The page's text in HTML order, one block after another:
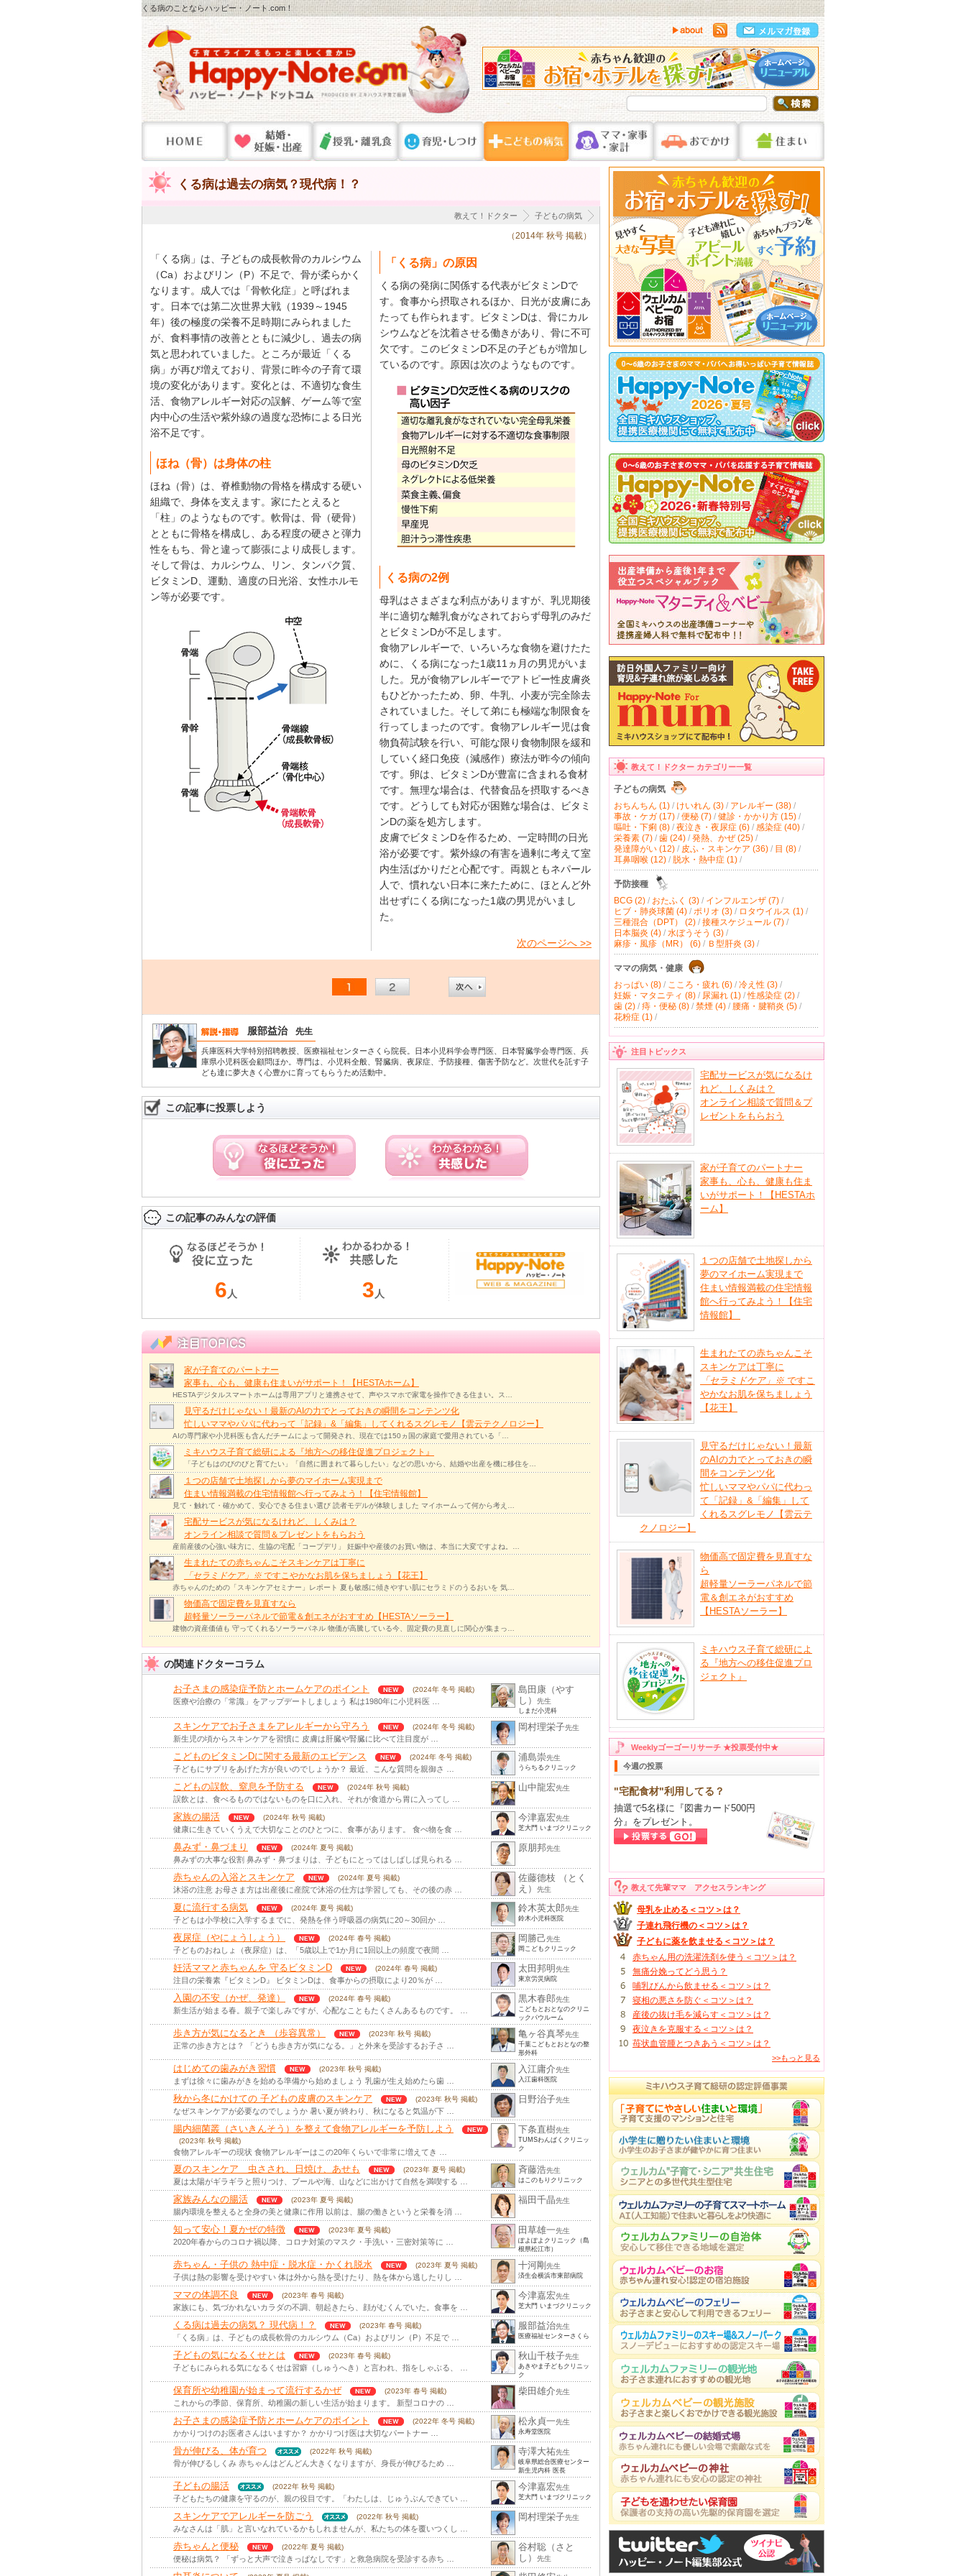
くる病のことならハッピー・ノート.com！
くる病は過去の病気？現代病！？
子どもの病気
教えて！ドクター
（2014年 秋号 掲載）
「くる病」は、子どもの成長軟骨のカルシウム
（Ca）およびリン（P）不足で、骨が柔らかく
なります。成人では「骨軟化症」と呼ばれま
す。日本では第二次世界大戦（1939～1945
年）後の極度の栄養不足時期にみられました
が、食料事情の改善とともに減少し、過去の病
気と思われていました。ところが最近「くる
病」が再び増えており、背景に昨今の子育て環
境の変化があります。変化とは、不適切な食生
活、食物アレルギー対応の誤解、ゲーム等で室
内中心の生活や紫外線の過度な恐怖による日光
浴不足です。
ほね（骨）は身体の柱
ほね（骨）は、脊椎動物の骨格を構成する硬い
組織で、身体を支えます。家にたとえると
「柱」のようなものです。軟骨は、骨（硬骨）
とともに骨格を構成し、ある程度の硬さと弾力
性をもち、骨と違って膨張により成長します。
そして骨は、カルシウム、リン、タンパク質、
ビタミンD、運動、適度の日光浴、女性ホルモ
ン等が必要です。
「くる病」の原因
くる病の発病に関係する代表がビタミンDで
す。食事から摂取されるほか、日光が皮膚にあ
たっても作られます。ビタミンDは、骨にカル
シウムなどを沈着させる働きがあり、骨に不可
欠です。このビタミンD不足の子どもが増加し
ているのです。原因は次のようなものです。
くる病の2例
母乳はさまざまな利点がありますが、乳児期後
半に適切な離乳食がなされておらず母乳のみだ
とビタミンDが不足します。
食物アレルギーで、いろいろな食物を避けたた
めに、くる病になった1歳11ヵ月の男児がいま
した。兄が食物アレルギーでアトピー性皮膚炎
もひどかったため、卵、牛乳、小麦が完全除去
されていました。そして弟にも極端な制限食を
行ってしまったのです。食物アレルギー児は食
物負荷試験を行い、可能な限り食物制限を緩和
していく経口免疫（減感作）療法が昨今の傾向
です。卵は、ビタミンDが豊富に含まれる食材
です。無理な場合は、代替食品を摂取するべき
です。どうしても対応が困難な場合は、ビタミ
ンDの薬を処方します。
皮膚でビタミンDを作るため、一定時間の日光
浴が必要です。紫外線の有害を過剰に考えて室
内生活ばかりだと心配です。両親ともネパール
人で、慣れない日本に来たために、ほとんど外
出せずにくる病になった1歳の男児がいまし
た。
次のページへ >>
服部益治 先生
兵庫医科大学特別招聘教授、医療福祉センターさくら院長。日本小児科学会専門医、日本腎臓学会専門医、兵
庫県小児科医会顧問ほか。専門は、小児科全般、腎臓病、夜尿症、予防接種、傷害予防など。次世代を託す子
ども達に夢大きく心豊かに育ってもらうため活動中。
この記事に投票しよう
この記事のみんなの評価
6 人 3 人
家が子育てのパートナー
家事も、心も、健康も住まいがサポート！【HESTAホーム】
HESTAデジタルスマートホームは専用アプリと連携させて、声やスマホで家電を操作できる住まい。ス…
見守るだけじゃない！最新のAIの力でとっておきの瞬間をコンテンツ化
忙しいママやパパに代わって「記録」&「編集」してくれるスグレモノ【雲云テクノロジー】
AIの専門家や小児科医も含んだチームによって開発され、現在では150ヵ国の家庭で愛用されている「…
ミキハウス子育て総研による『地方への移住促進プロジェクト』
「子どもはのびのびと育てたい」「自然に囲まれて暮らしたい」などの思いから、結婚や出産を機に移住を…
１つの店舗で土地探しから夢のマイホーム実現まで
住まい情報満載の住宅情報館へ行ってみよう！【住宅情報館】
見て・触れて・確かめて、安心できる住まい選び 読者モデルが体験しました マイホームって何から考え…
宅配サービスが気になるけれど、しくみは？
オンライン相談で質問＆プレゼントをもらおう
産前産後の心強い味方に、生協の宅配「コープデリ」 妊娠中や産後のお買い物は、本当に大変ですよね。…
生まれたての赤ちゃんこそスキンケアは丁寧に
「セラミドケア」 ※ですこやかなお肌を保ちましょう【花王】
赤ちゃんのための「スキンケアセミナー」レポート 夏も敏感に傾きやすい肌にセラミドのうるおいを 気…
物価高で固定費を見直すなら
超軽量ソーラーパネルで節電＆創エネがおすすめ【HESTAソーラー】
建物の資産価値も 守ってくれるソーラーパネル 物価が高騰している今、固定費の見直しに関心が集まっ…
の関連ドクターコラム
島田康（やす
し）
先生
しまだ小児科
お子さまの感染症予防とホームケアのポイント (2024年 冬号 掲載)
医療や治療の「常識」をアップデートしましょう 私は1980年に小児科医 …
岡村理栄子先生
スキンケアでお子さまをアレルギーから守ろう (2024年 冬号 掲載)
新生児の頃からスキンケアを習慣に 皮膚は肝臓や腎臓に比べて注目度が …
浦島崇先生
うらちるクリニック
こどものビタミンDに関する最新のエビデンス (2024年 冬号 掲載)
子どもにサプリをあげた方が良いのでしょうか？ 最近、こんな質問を親御さ …
山中龍宏先生
こどもの誤飲、窒息を予防する (2024年 秋号 掲載)
誤飲とは、食べるものではないものを口に入れ、それが食道から胃に入ってし …
今津嘉宏先生
芝大門 いまづクリニック
家族の腸活 (2024年 秋号 掲載)
健康に生きていくうえで大切なことのひとつに、食事があります。 食べ物を食 …
原朋邦先生
鼻みず・鼻づまり (2024年 夏号 掲載)
鼻みずの大事な役割 鼻みず・鼻づまりは、子どもにとってはしばしば見られる …
佐藤德枝 （とく
え）
先生
赤ちゃんの入浴とスキンケア (2024年 夏号 掲載)
沐浴の注意 お母さま方は出産後に産院で沐浴の仕方は学習しても、その後の赤 …
鈴木英太郎先生
鈴木小児科医院
夏に流行する病気 (2024年 夏号 掲載)
子どもは小学校に入学するまでに、発熱を伴う呼吸器の病気に20～30回か …
岡勝己先生
岡こどもクリニック
夜尿症（やにょうしょう） (2024年 春号 掲載)
子どものおねしょ（夜尿症）は、「5歳以上で1か月に1回以上の頻度で夜間 …
太田邦明先生
東京労災病院
妊活ママと赤ちゃんを 守るビタミンD (2024年 春号 掲載)
注目の栄養素『ビタミンD』 ビタミンDは、食事からの摂取により20％が …
黒木春郎先生
こどもとおとなのクリニ
ックパウルーム
入園の不安（かぜ、発達） (2024年 春号 掲載)
新生活が始まる春。親子で楽しみですが、心配なこともたくさんあるものです。 …
亀ヶ谷真琴先生
千葉こどもとおとなの整
形外科
歩き方が気になるとき （歩容異常） (2023年 秋号 掲載)
正常の歩き方とは？ 「どうも歩き方が気になる。」と外来を受診するお子さ …
入江庸介先生
入江歯科医院
はじめての歯みがき習慣 (2023年 秋号 掲載)
まずは徐々に歯みがきを始める準備から始めましょう 乳歯が生え始めたら歯 …
日野治子先生
秋から冬にかけての 子どもの皮膚のスキンケア (2023年 秋号 掲載)
なぜスキンケアが必要なのでしょうか 暑い夏が終わり、秋になると気温が下 …
下条直樹先生
TUMSわんぱくクリニッ
ク
腸内細菌叢（さいきんそう）を整えて食物アレルギーを予防しよう
(2023年 秋号 掲載)
食物アレルギーの現状 食物アレルギーはこの20年くらいで非常に増えてき …
斉藤浩先生
はこのもりクリニック
夏のスキンケア 虫さされ、日焼け、あせも (2023年 夏号 掲載)
夏は太陽がギラギラと照りつけ、プールや海、山などに出かけて自然を満喫する …
福田千晶先生
家族みんなの腸活 (2023年 夏号 掲載)
腸内環境を整えると全身の美と健康に作用 以前は、腸の働きというと栄養を消 …
田草雄一先生
ぽよぽよクリニック（島
根県松江市）
知って安心！夏かぜの特徴 (2023年 夏号 掲載)
2020年春からのコロナ禍以降、コロナ対策のマスク・手洗い・三密対策等に …
十河剛 先生
済生会横浜市東部病院
赤ちゃん・子供の 熱中症・脱水症・かくれ脱水 (2023年 夏号 掲載)
子供は熱の影響を受けやすい 体は外から熱を受けたり、熱を体から逃したりし …
今津嘉宏先生
芝大門 いまづクリニック
ママの体調不良 (2023年 春号 掲載)
家族にも、気づかれないカラダの不調、朝起きたら、顔がむくんでいた。食事を …
服部益治先生
医療福祉センターさくら
くる病は過去の病気？ 現代病！？ (2023年 春号 掲載)
「くる病」は、子どもの成長軟骨のカルシウム（Ca）およびリン（P）不足で …
秋山千枝子先生
あきやま子どもクリニッ
ク
子どもの気になるくせとは (2023年 春号 掲載)
子どもにみられる気になるくせは習癖（しゅうへき）と言われ、指をしゃぶる、 …
柴田雄介先生
保育所や幼稚園が始まって流行するかぜ (2023年 春号 掲載)
これからの季節、保育所、幼稚園の新しい生活が始まります。 新型コロナの …
松永貞一先生
永寿堂医院
お子さまの感染症予防とホームケアのポイント (2022年 冬号 掲載)
かかりつけのお医者さんはいますか？ かかりつけ医は大切なパートナー …
寺澤大祐先生
岐阜県総合医療センター
新生児内科 医長
骨が伸びる、体が育つ (2022年 秋号 掲載)
骨が伸びるしくみ 赤ちゃんはどんどん大きくなりますが、身長が伸びるため …
今津嘉宏先生
芝大門 いまづクリニック
子どもの腸活 (2022年 秋号 掲載)
子どもたちの健康を守るのが、親の役目です。「わたしは、じゅうぶんできてい …
岡村理栄子先生
スキンケアでアレルギーを防ごう (2022年 秋号 掲載)
みなさんは「肌」と言いなれているかもしれませんが、私たちの体を覆いつくし …
谷村聡（さと
し）
先生
赤ちゃんと便秘 (2022年 夏号 掲載)
便秘は病気？ 「ずっと大声で泣きっぱなしです」と救急病院を受診する赤ち …
教えて！ドクター カテゴリー一覧
子どもの病気
おちんちん (1)/ けいれん (3)/ アレルギー (38)/
事故・ケガ (17)/ 便秘 (7)/ 健診・かかり方 (15)/
嘔吐・下痢 (8)/ 夜泣き・夜尿症 (6)/ 感染症 (40)/
栄養素 (7)/ 歯 (24)/ 発熱、かぜ (25)/
発達障がい (12)/ 皮ふ・スキンケア (36)/ 目 (8)/
耳鼻咽喉 (12)/ 脱水・熱中症 (1)/
予防接種
BCG (2)/ おたふく (3)/ インフルエンザ (7)/
ヒブ・肺炎球菌 (4)/ ポリオ (3)/ ロタウイルス (1)/
三種混合（DPT） (2)/ 接種スケジュール (7)/
日本脳炎 (4)/ 水ぼうそう (3)/
麻疹・風疹（MR） (6)/ Ｂ型肝炎 (3)/
ママの病気・健康
おっぱい (8)/ こころ・疲れ (6)/ 冷え性 (3)/
妊娠・マタニティ (8)/ 尿漏れ (1)/ 性感染症 (2)/
歯 (2)/ 痔・便秘 (8)/ 禁煙 (4)/ 腰痛・腱鞘炎 (5)/
花粉症 (1)/
注目トピックス
宅配サービスが気になるけ
れど、しくみは？
オンライン相談で質問＆プ
レゼントをもらおう
家が子育てのパートナー
家事も、心も、健康も住ま
いがサポート！【HESTAホ
ーム】
１つの店舗で土地探しから
夢のマイホーム実現まで
住まい情報満載の住宅情報
館へ行ってみよう！【住宅
情報館】
生まれたての赤ちゃんこそ
スキンケアは丁寧に
「セラミドケア」 ※ ですこ
やかなお肌を保ちましょう
【花王】
見守るだけじゃない！最新
のAIの力でとっておきの瞬
間をコンテンツ化
忙しいママやパパに代わっ
て「記録」&「編集」して
くれるスグレモノ【雲云テ
クノロジー】
物価高で固定費を見直すな
ら
超軽量ソーラーパネルで節
電＆創エネがおすすめ
【HESTAソーラー】
ミキハウス子育て総研によ
る『地方への移住促進プロ
ジェクト』
Weeklyゴーゴーリサーチ ★投票受付中★
今週の投票
"宅配食材"利用してる？
抽選で5名様に『図書カード500円
分』をプレゼント。
教えて先輩ママ アクセスランキング
母乳を止める＜コツ＞は？
子連れ飛行機の＜コツ＞は？
子どもに薬を飲ませる＜コツ＞は？
赤ちゃん用の洗濯洗剤を使う＜コツ＞は？
無痛分娩ってどう思う？
哺乳びんから飲ませる＜コツ＞は？
寝相の悪さを防ぐ＜コツ＞は？
産後の抜け毛を減らす＜コツ＞は？
夜泣きを克服する＜コツ＞は？
苺状血管腫とつきあう＜コツ＞は？
>>もっと見る